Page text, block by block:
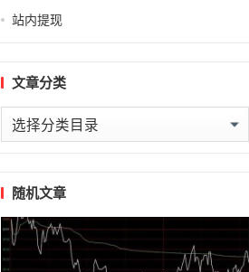
站内提现
文章分类
文
章
类随机文章